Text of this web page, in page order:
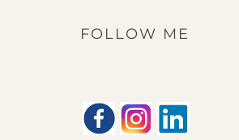
FOLLOW ME